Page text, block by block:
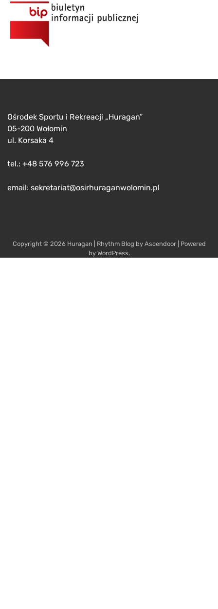
Ośrodek Sportu i Rekreacji „Huragan”
05-200 Wołomin
ul. Korsaka 4
tel.: +48 576 996 723
email: sekretariat@osirhuraganwolomin.pl
Copyright © 2026 Huragan | Rhythm Blog by Ascendoor| Powered
by WordPress.